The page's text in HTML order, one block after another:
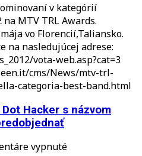
Hot
Chili
Peppers
nominovaní
ako
najlepšia
kapela
2012
v kategórií
MTV TRL Awards.
vo Florencií,Taliansko.
na nasledujúcej adrese:
vota-web.asp?cat=3
cms/News/mtv-trl-
categoria-best-band.html
Hacker s názvom
vypnuténa